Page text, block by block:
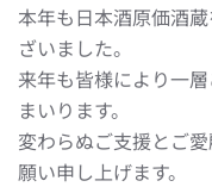
本年も日本酒原価酒
ざいました。
来年も皆様により一
まいります。
変わらぬご支援とご
願い申し上げます。